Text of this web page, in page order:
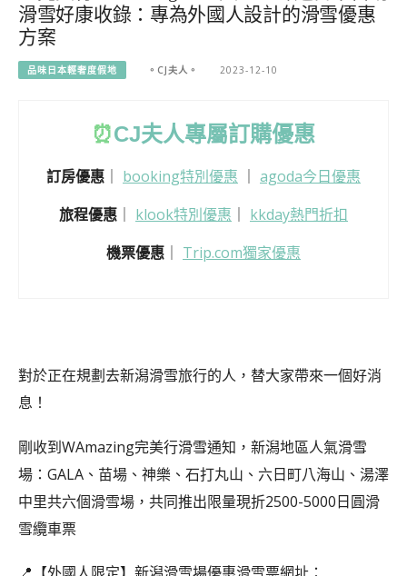
滑雪好康收錄：專為外國人設計的滑雪優惠
方案
品味日本輕奢度假地 。CJ夫人。 2023-12-10
⏰CJ夫人專屬訂購優惠
訂房優惠 booking特別優惠
agoda今日優惠
旅程優惠
klook特別優惠
kkday熱門折扣
機票優惠 ｜ Trip.com獨家優惠
對於正在規劃去新潟滑雪旅行的人，替大家帶來一個好消
息！
剛收到WAmazing完美行滑雪通知，新潟地區人氣滑雪
場：GALA、苗場、神樂、石打丸山、六日町八海山、湯澤
中里共六個滑雪場，共同推出限量現折2500-5000日圓滑
雪纜車票